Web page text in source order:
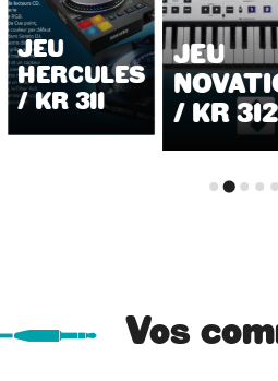
JEU
HERCULES
/ KR 311
JEU
/ KR 312
Vos